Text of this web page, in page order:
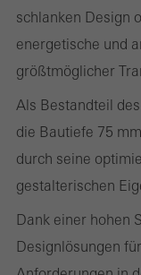
schlanken Design
energetische und
größtmöglicher
Als Bestandteil
die Bautiefe 75
durch seine
gestalterischen
Dank einer hohen
Designlösungen
Benötigte Cookies
abschaltbar
Technisch
Webseiten
werden. Ohne diese
Webseiten oder
werden.